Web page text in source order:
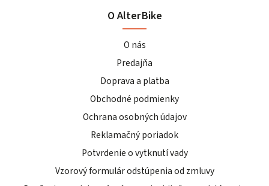
O AlterBike
O nás
Predajňa
Doprava a platba
Obchodné podmienky
Ochrana osobných údajov
Reklamačný poriadok
Potvrdenie o vytknutí vady
Vzorový formulár odstúpenia od zmluvy